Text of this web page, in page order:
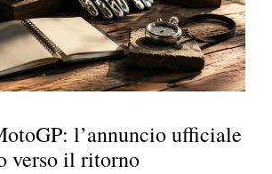
l’annuncio ufficiale
verso il ritorno